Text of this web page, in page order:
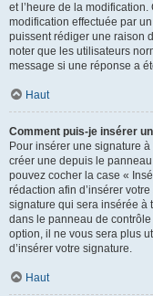
et l’heure de la modification.
modification effectuée par
puissent rédiger une raison
noter que les utilisateurs
message si une réponse a
Haut
Comment puis-je insérer
Pour insérer une signature
créer une depuis le
pouvez cocher la case «
rédaction afin d’insérer
signature qui sera insérée à
dans le panneau de
option, il ne vous sera plus
d’insérer votre signature.
Haut